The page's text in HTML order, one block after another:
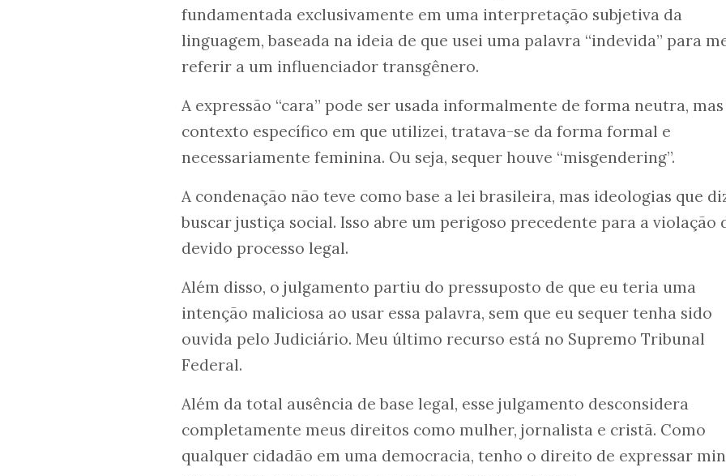
fundamentada exclusivamente em uma interpretação subjetiva da
linguagem, baseada na ideia de que usei uma palavra “indevida” para
referir a um influenciador transgênero.
A expressão “cara” pode ser usada informalmente de forma neutra,
contexto específico em que utilizei, tratava-se da forma formal e
necessariamente feminina. Ou seja, sequer houve “misgendering”.
A condenação não teve como base a lei brasileira, mas ideologias que
buscar justiça social. Isso abre um perigoso precedente para a violação
devido processo legal.
Além disso, o julgamento partiu do pressuposto de que eu teria uma
intenção maliciosa ao usar essa palavra, sem que eu sequer tenha sido
ouvida pelo Judiciário. Meu último recurso está no Supremo Tribunal
Federal.
Além da total ausência de base legal, esse julgamento desconsidera
completamente meus direitos como mulher, jornalista e cristã. Como
qualquer cidadão em uma democracia, tenho o direito de expressar